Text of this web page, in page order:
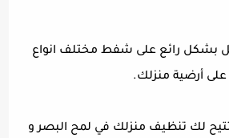
بشكل رائع على شفط مختلف انواع
على أرضية منزلك.
لك تنظيف منزلك في لمح البصر و